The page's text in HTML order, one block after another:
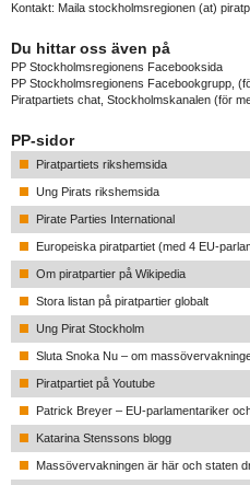
Kontakt: Maila stockholmsregionen (at)
Du hittar oss även på
PP Stockholmsregionens Facebooksida
PP Stockholmsregionens Facebookgrupp ,
Piratpartiets chat, Stockholmskanalen (för
PP-sidor
Piratpartiets rikshemsida
Ung Pirats rikshemsida
Pirate Parties International
Europeiska piratpartiet (med 4 EU-
Om piratpartier på Wikipedia
Stora listan på piratpartier globalt
Ung Pirat Stockholm
Sluta Snoka Nu – om
Piratpartiet på Youtube
Patrick Breyer – EU-parlamentariker
Katarina Stenssons blogg
Massövervakningen är här och staten